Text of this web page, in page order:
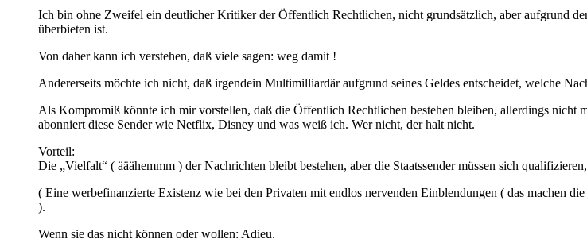
Ich bin ohne Zweifel ein deutlicher Kritiker der Öffentlich Rechtlichen, nicht grundsätzlich, aber aufgrund
überbieten ist.
Von daher kann ich verstehen, daß viele sagen: weg damit !
Andererseits möchte ich nicht, daß irgendein Multimilliardär aufgrund seines Geldes entscheidet, welche
Als Kompromiß könnte ich mir vorstellen, daß die Öffentlich Rechtlichen bestehen bleiben, allerdings
abonniert diese Sender wie Netflix, Disney und was weiß ich. Wer nicht, der halt nicht.
Vorteil:
Die „Vielfalt“ ( ääähemmm ) der Nachrichten bleibt bestehen, aber die Staatssender müssen sich
( Eine werbefinanzierte Existenz wie bei den Privaten mit endlos nervenden Einblendungen ( das machen
).
Wenn sie das nicht können oder wollen: Adieu.